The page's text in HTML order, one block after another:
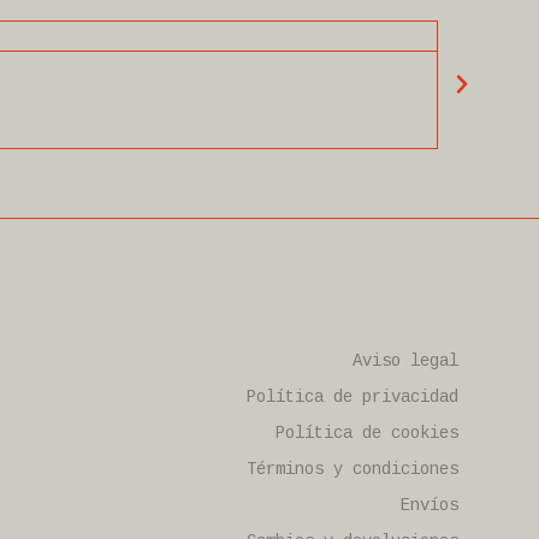
Rural
Aviso legal
Política de privacidad
Política de cookies
Términos y condiciones
Envíos